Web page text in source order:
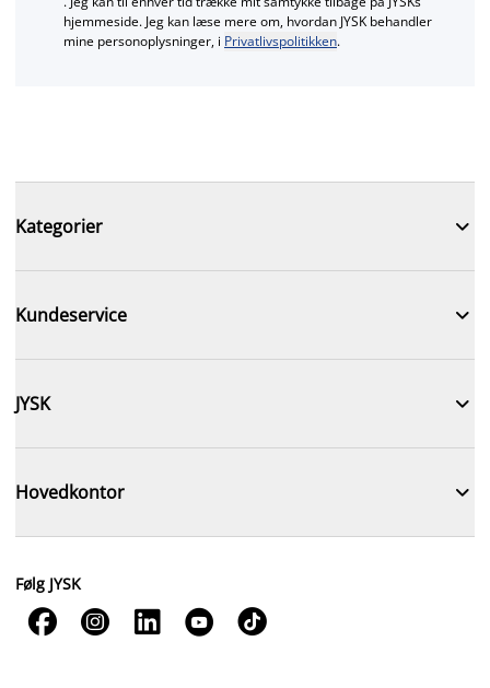
hjemmeside. Jeg kan læse mere om, hvordan JYSK behandler
mine personoplysninger, i Privatlivspolitikken.
Kategorier 
Kundeservice 
JYSK 
Hovedkontor 
Følg JYSK
    